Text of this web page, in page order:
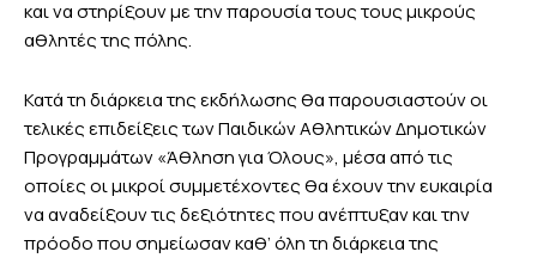
και να στηρίξουν με την παρουσία τους τους μικρούς
αθλητές της πόλης.
Κατά τη διάρκεια της εκδήλωσης θα παρουσιαστούν οι
τελικές επιδείξεις των Παιδικών Αθλητικών Δημοτικών
Προγραμμάτων «Άθληση για Όλους», μέσα από τις
οποίες οι μικροί συμμετέχοντες θα έχουν την ευκαιρία
να αναδείξουν τις δεξιότητες που ανέπτυξαν και την
πρόοδο που σημείωσαν καθ’ όλη τη διάρκεια της